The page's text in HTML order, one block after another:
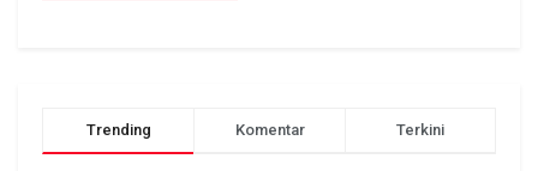
Trending Komentar Terkini